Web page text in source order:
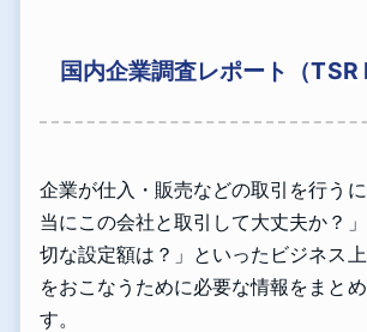
国内企業調査レポート（TSR
企業が仕入・販売などの取引を行う
当にこの会社と取引して大丈夫か？
切な設定額は？」といったビジネス
をおこなうために必要な情報をまと
す。